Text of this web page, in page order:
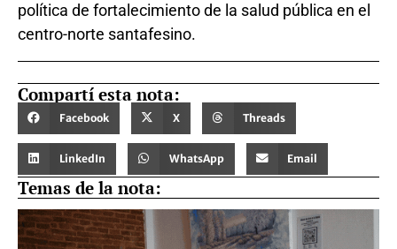
política de fortalecimiento de la salud pública en el
centro-norte santafesino.
Compartí esta nota:
Facebook X Threads
LinkedIn WhatsApp Email
Temas de la nota: